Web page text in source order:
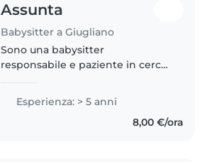
Assunta
Babysitter a Giugliano
Sono una babysitter
responsabile e paziente in cerca
anni di esperienza lavorando con
bambini in età prescolare e sono
in grado di leggere e giocare..
Esperienza: > 5 anni
8,00 €/ora